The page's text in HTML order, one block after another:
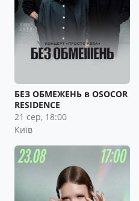
БЕЗ ОБМЕЖЕНЬ в OSOCOR
RESIDENCE
21 сер, 18:00
Київ